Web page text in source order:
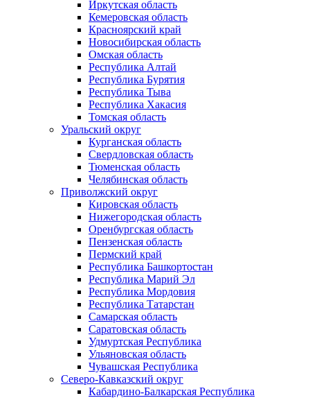
Иркутская область
Кемеровская область
Красноярский край
Новосибирская область
Омская область
Республика Алтай
Республика Бурятия
Республика Тыва
Республика Хакасия
Томская область
Уральский округ
Курганская область
Свердловская область
Тюменская область
Челябинская область
Приволжский округ
Кировская область
Нижегородская область
Оренбургская область
Пензенская область
Пермский край
Республика Башкортостан
Республика Марий Эл
Республика Мордовия
Республика Татарстан
Самарская область
Саратовская область
Удмуртская Республика
Ульяновская область
Чувашская Республика
Северо-Кавказский округ
Кабардино-Балкарская Республика